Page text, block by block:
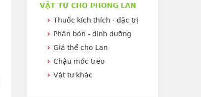
VẬT TƯ CHO PHONG LAN
Thuốc kích thích - đặc trị
Phân bón - dinh dưỡng
Giá thể cho Lan
Chậu móc treo
Vật tư khác